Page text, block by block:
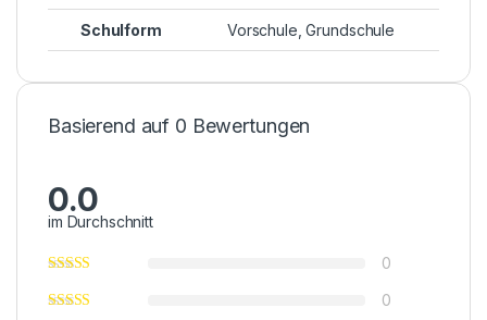
Schulform Vorschule,Grundschule
Basierend auf 0 Bewertungen
0.0
im Durchschnitt
0
0